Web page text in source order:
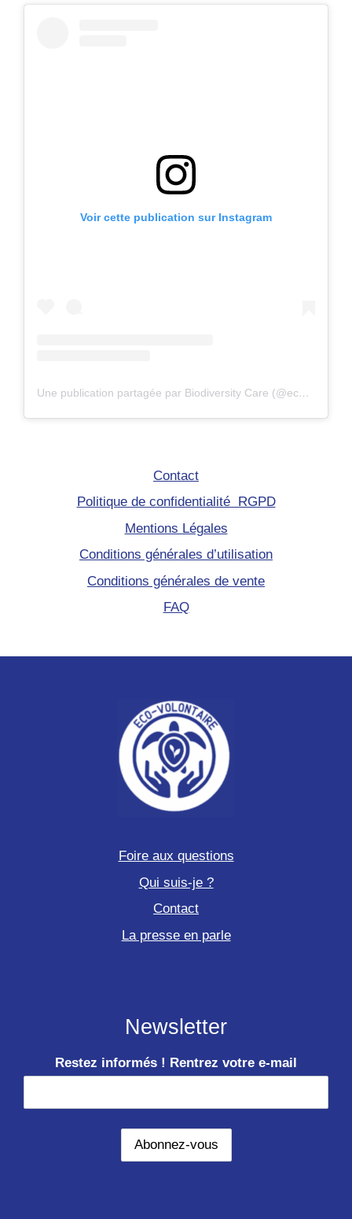
Voir cette publication sur Instagram
Une publication partagée par Biodiversity Care (@eco.volontaire)
Contact
Politique de confidentialité RGPD
Mentions Légales
Conditions générales d’utilisation
Conditions générales de vente
FAQ
Foire aux questions
Qui suis-je ?
Contact
La presse en parle
Newsletter
Restez informés ! Rentrez votre e-mail